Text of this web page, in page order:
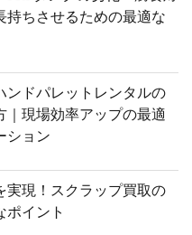
持ちさせるための最適な
ンドパレットレンタルの
｜現場効率アップの最適
ション
実現！スクラップ買取の
ポイント